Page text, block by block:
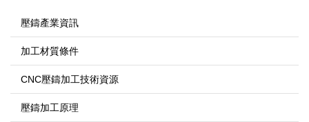
壓鑄產業資訊
加工材質條件
CNC壓鑄加工技術資源
壓鑄加工原理